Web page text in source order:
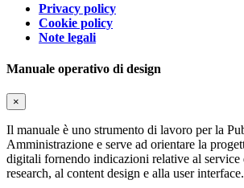
Privacy policy
Cookie policy
Note legali
Manuale operativo di design
×
Il manuale è uno strumento di lavoro per la
Amministrazione e serve ad orientare la
digitali fornendo indicazioni relative al service
research, al content design e alla user interface.